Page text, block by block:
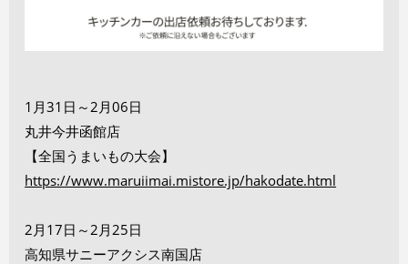
1月31日～2月06日
丸井今井函館店
【全国うまいもの大会】
https://www.maruiimai.mistore.jp/hakodate.html
2月17日～2月25日
高知県サニーアクシス南国店